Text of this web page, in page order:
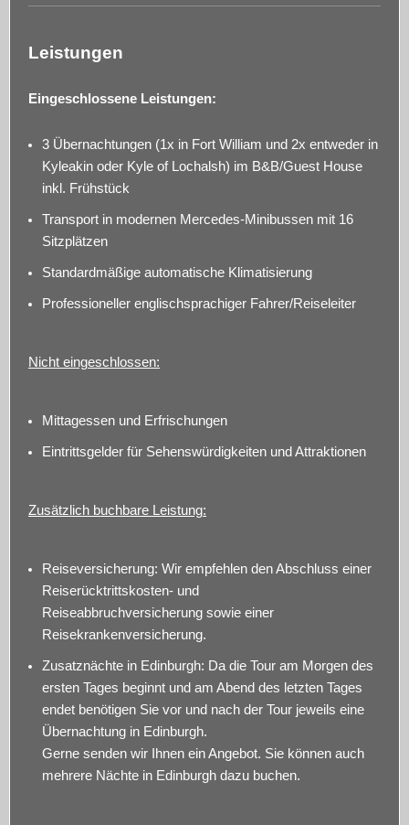
Leistungen
Eingeschlossene Leistungen:
3 Übernachtungen (1x in Fort William und 2x entweder in
Kyleakin oder Kyle of Lochalsh) im B&B/Guest House
inkl. Frühstück
Transport in modernen Mercedes-Minibussen mit 16
Sitzplätzen
Standardmäßige automatische Klimatisierung
Professioneller englischsprachiger Fahrer/Reiseleiter
Nicht eingeschlossen:
Mittagessen und Erfrischungen
Eintrittsgelder für Sehenswürdigkeiten und Attraktionen
Zusätzlich buchbare Leistung:
Reiseversicherung: Wir empfehlen den Abschluss einer
Reiserücktrittskosten- und
Reiseabbruchversicherung sowie einer
Reisekrankenversicherung.
Zusatznächte in Edinburgh: Da die Tour am Morgen des
ersten Tages beginnt und am Abend des letzten Tages
endet benötigen Sie vor und nach der Tour jeweils eine
Übernachtung in Edinburgh.
Gerne senden wir Ihnen ein Angebot. Sie können auch
mehrere Nächte in Edinburgh dazu buchen.